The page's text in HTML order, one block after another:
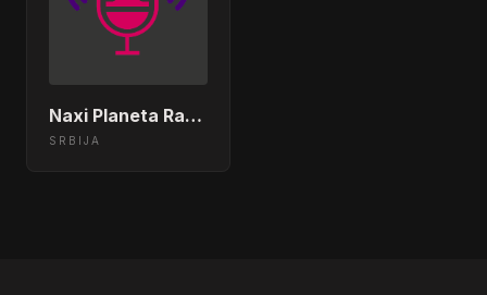
Naxi Planeta Radio
SRBIJA